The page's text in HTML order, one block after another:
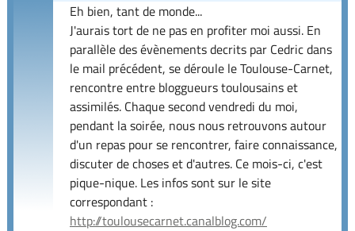
Eh bien, tant de monde...
J'aurais tort de ne pas en profiter moi aussi. En
parallèle des évènements decrits par Cedric dans
le mail précédent, se déroule le Toulouse-Carnet,
rencontre entre bloggueurs toulousains et
assimilés. Chaque second vendredi du moi,
pendant la soirée, nous nous retrouvons autour
d'un repas pour se rencontrer, faire connaissance,
discuter de choses et d'autres. Ce mois-ci, c'est
pique-nique. Les infos sont sur le site
correspondant :
http://toulousecarnet.canalblog.com/